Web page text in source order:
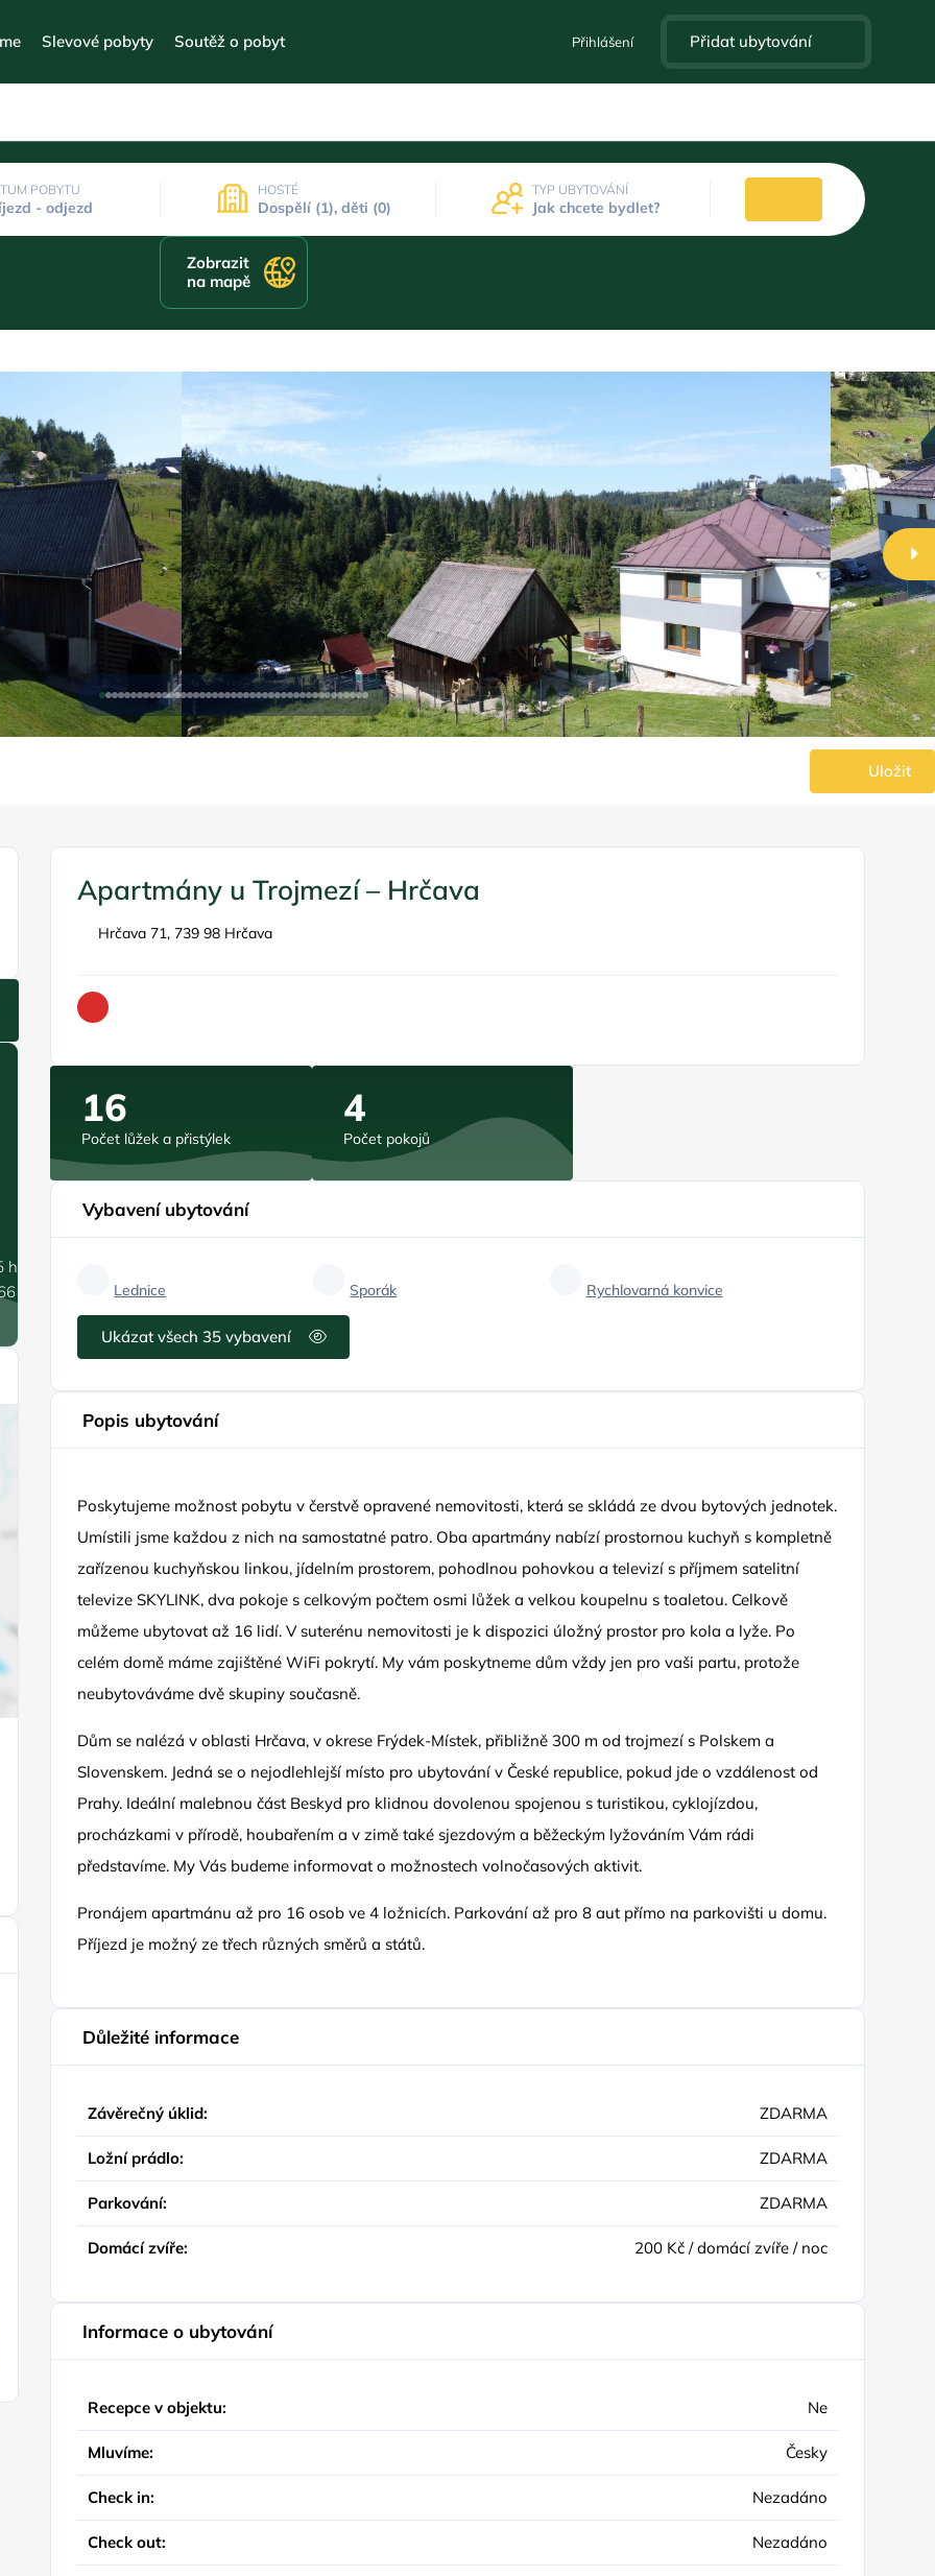
Slevové pobyty Soutěž o pobyt Přihlášení Přidat ubytování
POBYTU
- odjezd
HOSTÉ
Dospělí (1), děti (0)
TYP UBYTOVÁNÍ
Jak chcete bydlet?
Zobrazit
na mapě
Uložit
m/s
Apartmány u Trojmezí – Hrčava
Hrčava 71, 739 98 Hrčava
16
Počet lůžek a přistýlek
4
Počet pokojů
Vybavení ubytování
Lednice Sporák Rychlovarná konvice
Ukázat všech 35 vybavení
Popis ubytování
Poskytujeme možnost pobytu v čerstvě opravené nemovitosti, která se skládá ze dvou bytových jednotek.
Umístili jsme každou z nich na samostatné patro. Oba apartmány nabízí prostornou kuchyň s kompletně
zařízenou kuchyňskou linkou, jídelním prostorem, pohodlnou pohovkou a televizí s příjmem satelitní
televize SKYLINK, dva pokoje s celkovým počtem osmi lůžek a velkou koupelnu s toaletou. Celkově
můžeme ubytovat až 16 lidí. V suterénu nemovitosti je k dispozici úložný prostor pro kola a lyže. Po
celém domě máme zajištěné WiFi pokrytí. My vám poskytneme dům vždy jen pro vaši partu, protože
neubytováváme dvě skupiny současně.
Dům se nalézá v oblasti Hrčava, v okrese Frýdek-Místek, přibližně 300 m od trojmezí s Polskem a
Slovenskem. Jedná se o nejodlehlejší místo pro ubytování v České republice, pokud jde o vzdálenost od
Prahy. Ideální malebnou část Beskyd pro klidnou dovolenou spojenou s turistikou, cyklojízdou,
procházkami v přírodě, houbařením a v zimě také sjezdovým a běžeckým lyžováním Vám rádi
představíme. My Vás budeme informovat o možnostech volnočasových aktivit.
Pronájem apartmánu až pro 16 osob ve 4 ložnicích. Parkování až pro 8 aut přímo na parkovišti u domu.
Příjezd je možný ze třech různých směrů a států.
Důležité informace
Závěrečný úklid: ZDARMA
Ložní prádlo: ZDARMA
Parkování: ZDARMA
Domácí zvíře: 200 Kč / domácí zvíře / noc
Informace o ubytování
Recepce v objektu: Ne
Mluvíme: Česky
Check in: Nezadáno
Check out: Nezadáno